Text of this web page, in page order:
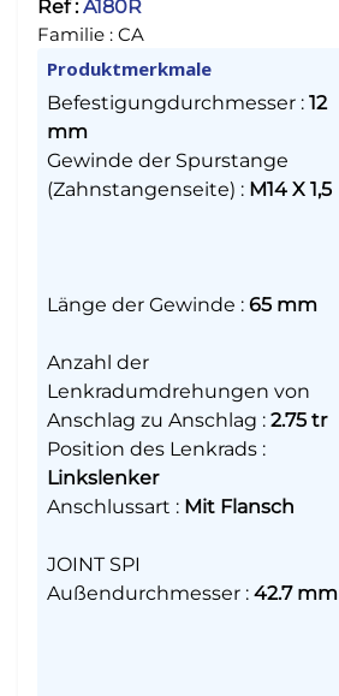
Ref :A180R
Familie : CA
Produktmerkmale
Befestigungdurchmesser : 12
mm
Gewinde der Spurstange
(Zahnstangenseite) : M14 X 1,5
Länge der Gewinde : 65 mm
Anzahl der
Lenkradumdrehungen von
Anschlag zu Anschlag : 2.75 tr
Position des Lenkrads :
Linkslenker
Anschlussart : Mit Flansch
JOINT SPI
Außendurchmesser : 42.7 mm